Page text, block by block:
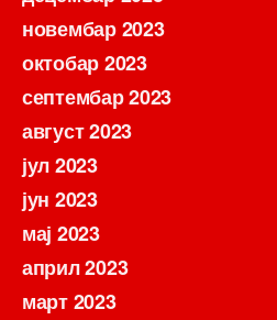
новембар 2023
октобар 2023
септембар 2023
август 2023
јул 2023
јун 2023
мај 2023
април 2023
март 2023